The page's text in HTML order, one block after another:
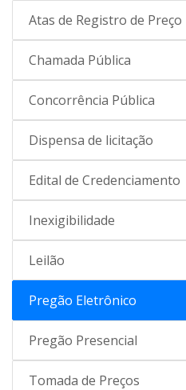
Atas de Registro de Preço
Chamada Pública
Concorrência Pública
Dispensa de licitação
Edital de Credenciamento
Inexigibilidade
Leilão
Pregão Eletrônico
Pregão Presencial
Tomada de Preços